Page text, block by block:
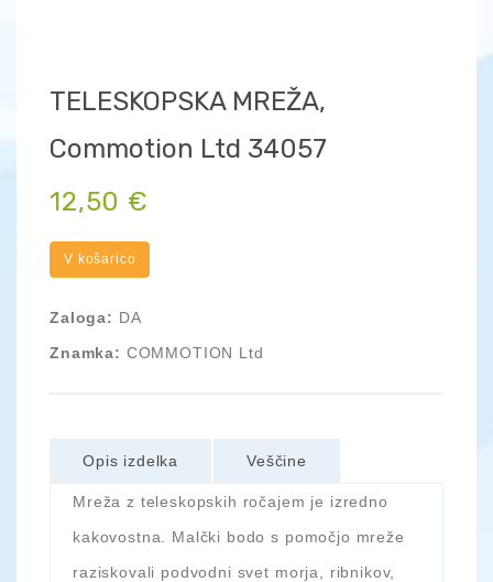
TELESKOPSKA MREŽA,
Commotion Ltd 34057
12,50 €
V košarico
Zaloga: DA
Znamka: COMMOTION Ltd
Opis izdelka Veščine
Mreža z teleskopskih ročajem je izredno
kakovostna. Malčki bodo s pomočjo mreže
raziskovali podvodni svet morja, ribnikov,